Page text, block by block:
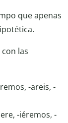
que apenas
las
-areis, -
-iéremos, -